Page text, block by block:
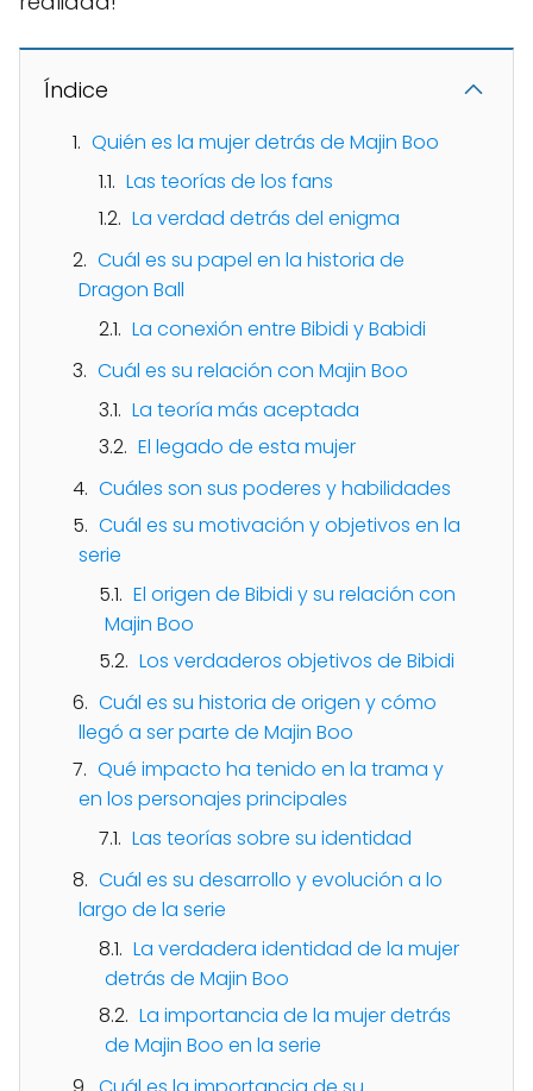
Índice
Quién es la mujer detrás de Majin Boo
Las teorías de los fans
La verdad detrás del enigma
Cuál es su papel en la historia de
Dragon Ball
La conexión entre Bibidi y Babidi
Cuál es su relación con Majin Boo
La teoría más aceptada
El legado de esta mujer
Cuáles son sus poderes y habilidades
Cuál es su motivación y objetivos en la
serie
El origen de Bibidi y su relación con
Majin Boo
Los verdaderos objetivos de Bibidi
Cuál es su historia de origen y cómo
llegó a ser parte de Majin Boo
Qué impacto ha tenido en la trama y
en los personajes principales
Las teorías sobre su identidad
Cuál es su desarrollo y evolución a lo
largo de la serie
La verdadera identidad de la mujer
detrás de Majin Boo
La importancia de la mujer detrás
de Majin Boo en la serie